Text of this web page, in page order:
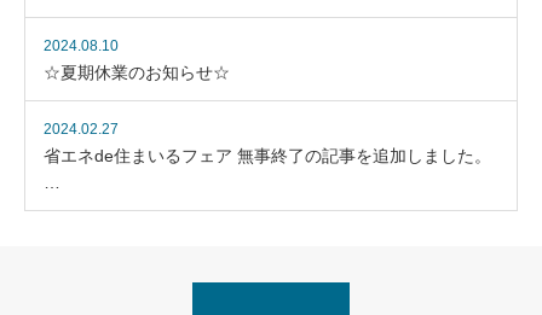
2024.08.10
☆夏期休業のお知らせ☆
2024.02.27
省エネde住まいるフェア 無事終了の記事を追加しました。